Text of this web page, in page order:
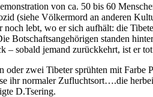
von ca. 50 bis 60
(siehe Völkermord an anderen
lebt, wo er sich aufhält: die
standen
sobald jemand zurückkehrt, ist er tot
zwei Tibeter sprühten mit
ihr normaler Zufluchtsort….die
D.Tsering.